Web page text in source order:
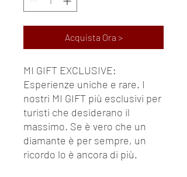
Acquista Ora >
MI GIFT EXCLUSIVE:
Esperienze uniche e rare. I
nostri MI GIFT più esclusivi per
turisti che desiderano il
massimo. Se è vero che un
diamante è per sempre, un
ricordo lo è ancora di più.